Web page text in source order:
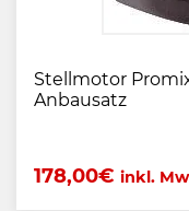
Stellmotor
Anbausatz
178,00€ inkl.